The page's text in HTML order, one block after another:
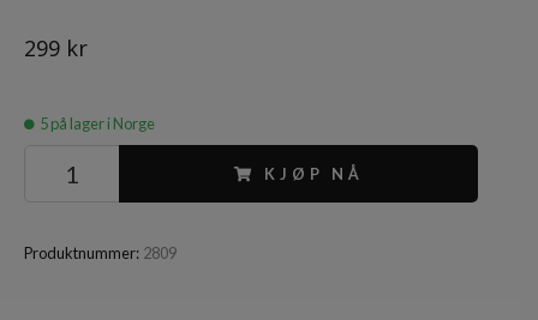
299 kr
5på lager i Norge
KJØP NÅ
Produktnummer: 2809